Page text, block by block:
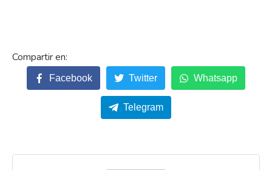
Facebook Twitter Whatsapp
Telegram